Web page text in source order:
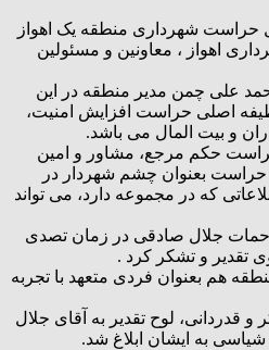
حراست شهرداری منطقه یک اهواز
اهواز ، معاونین و مسئولین
علی چمن مدیر منطقه در این
اصلی حراست افزایش امنیت،
و بیت المال می باشد.
حراست حکم مرجع، مشاور و امین
حراست بعنوان چشم شهردار در
که در مجموعه دارد، می تواند
جلال صادقی در زمان تصدی
تقدیر و تشکر کرد .
هم بعنوان فردی متعهد با تجربه
قدردانی، لوح تقدیر به آقای جلال
به ایشان ابلاغ شد.